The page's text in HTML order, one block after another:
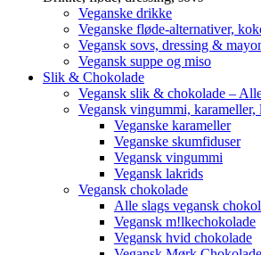
Veganske drikke
Veganske fløde-alternativer,
Vegansk sovs, dressing &
Vegansk suppe og miso
Slik & Chokolade
Vegansk slik & chokolade –
Vegansk vingummi,
Veganske karameller
Veganske skumfiduser
Vegansk vingummi
Vegansk lakrids
Vegansk chokolade
Alle slags vegansk
Vegansk m!lkechokolade
Vegansk hvid chokolade